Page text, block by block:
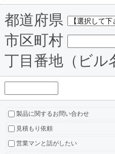
都道府県
市区町村
丁目番地（ビル
製品に関するお問い合わせ
見積もり依頼
営業マンと話がしたい